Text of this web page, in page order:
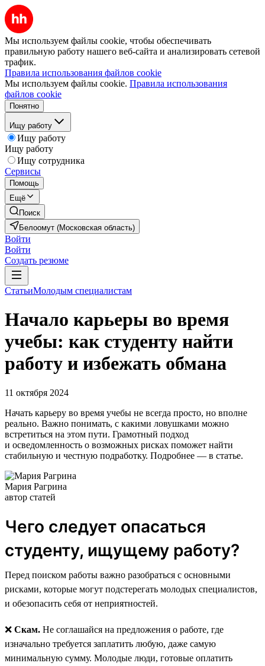
Мы используем файлы cookie, чтобы обеспечивать
правильную работу нашего веб-сайта и анализировать сетевой
трафик.
Правила использования файлов cookie
Мы используем файлы cookie. Правила использования
файлов cookie
Понятно
Ищу работу
Ищу работу
Ищу работу
Ищу сотрудника
Сервисы
Помощь
Ещё
Поиск
Белоомут (Московская область)
Войти
Войти
Создать резюме
СтатьиМолодым специалистам
Начало карьеры во время
учебы: как студенту найти
работу и избежать обмана
11 октября 2024
Начать карьеру во время учебы не всегда просто, но вполне
реально. Важно понимать, с какими ловушками можно
встретиться на этом пути. Грамотный подход
и осведомленность о возможных рисках поможет найти
стабильную и честную подработку. Подробнее — в статье.
Мария Рагрина
автор статей
Чего следует опасаться
студенту, ищущему работу?
Перед поиском работы важно разобраться с основными
рисками, которые могут подстерегать молодых специалистов,
и обезопасить себя от неприятностей.
❌ Скам. Не соглашайся на предложения о работе, где
изначально требуется заплатить любую, даже самую
минимальную сумму. Молодые люди, готовые оплатить